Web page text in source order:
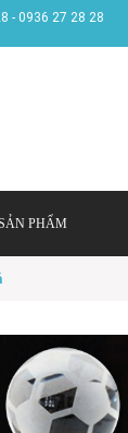
- 0936 27 28 28
PHẨM